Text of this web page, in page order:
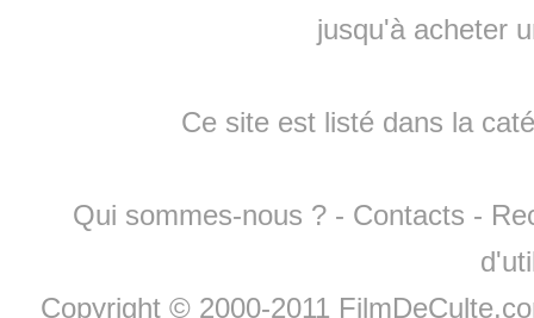
jusqu'à acheter
Ce site est listé dans la
Qui sommes-nous ? - Contacts -
Copyright © 2000-2011